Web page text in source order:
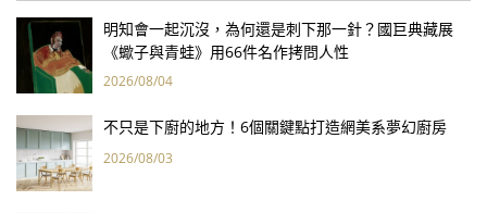
明知會一起沉沒，為何還是刺下那一針？國巨典藏展
《蠍子與青蛙》用66件名作拷問人性
2026/08/04
不只是下廚的地方！6個關鍵點打造網美系夢幻廚房
2026/08/03